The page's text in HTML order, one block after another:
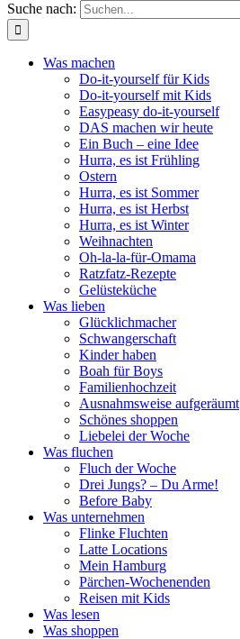
Suche nach:
Was machen
Do-it-yourself für Kids
Do-it-yourself mit Kids
Easypeasy do-it-yourself
DAS machen wir heute
Ein Buch – eine Idee
Hurra, es ist Frühling
Ostern
Hurra, es ist Sommer
Hurra, es ist Herbst
Hurra, es ist Winter
Weihnachten
Oh-la-la-für-Omama
Ratzfatz-Rezepte
Gelüsteküche
Was lieben
Glücklichmacher
Schwangerschaft
Kinder haben
Boah für Boys
Familienhochzeit
Ausnahmsweise aufgeräumt
Schönes shoppen
Liebelei der Woche
Was fluchen
Fluch der Woche
Drei Jungs? – Du Arme!
Before Baby
Was unternehmen
Flinke Fluchten
Latte Locations
Mein Hamburg
Pärchen-Wochenenden
Reisen mit Kids
Was lesen
Was shoppen